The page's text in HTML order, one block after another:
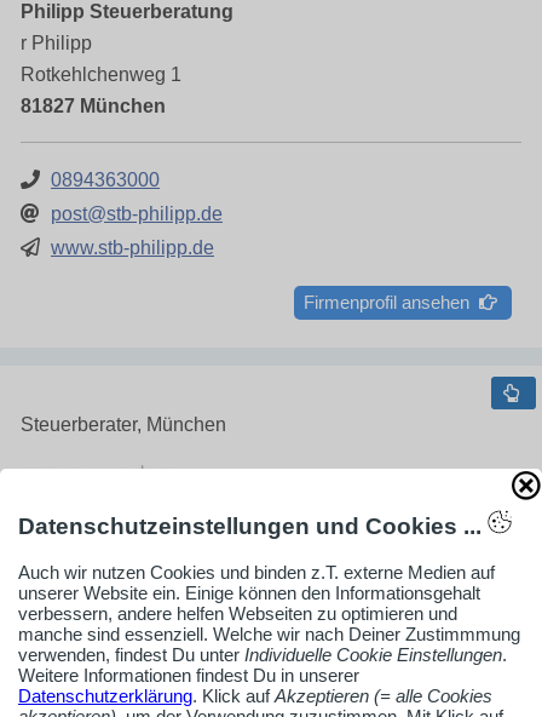
Philipp Steuerberatung
r Philipp
Rotkehlchenweg 1
81827 München
0894363000
post@stb-philipp.de
www.stb-philipp.de
Firmenprofil ansehen
Steuerberater, München
Ratzke Hill Partnerschaftsgesellschaft
Wirtschaftsprüfer und Ste
Torsten Ratzke
Balanstraße 73
81541 München
Datenschutzeinstellungen und Cookies ...
Auch wir nutzen Cookies und binden z.T. externe Medien auf
unserer Website ein. Einige können den Informationsgehalt
verbessern, andere helfen Webseiten zu optimieren und
manche sind essenziell. Welche wir nach Deiner Zustimmmung
verwenden, findest Du unter Individuelle Cookie Einstellungen.
Weitere Informationen findest Du in unserer
Datenschutzerklärung. Klick aufAkzeptieren (= alle Cookies